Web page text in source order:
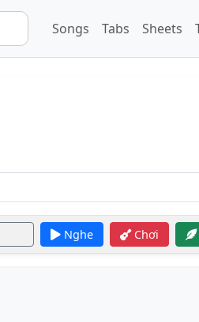
Songs Tabs Sheets
Nghe Chơi